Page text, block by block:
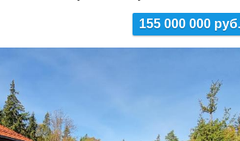
155 000 000 руб.